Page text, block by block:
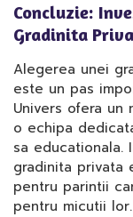
Concluzie:
Gradinita
Alegerea unei
este un pas
Univers ofera un
o echipa
sa
gradinita privata
pentru parintii
pentru micutii lor.